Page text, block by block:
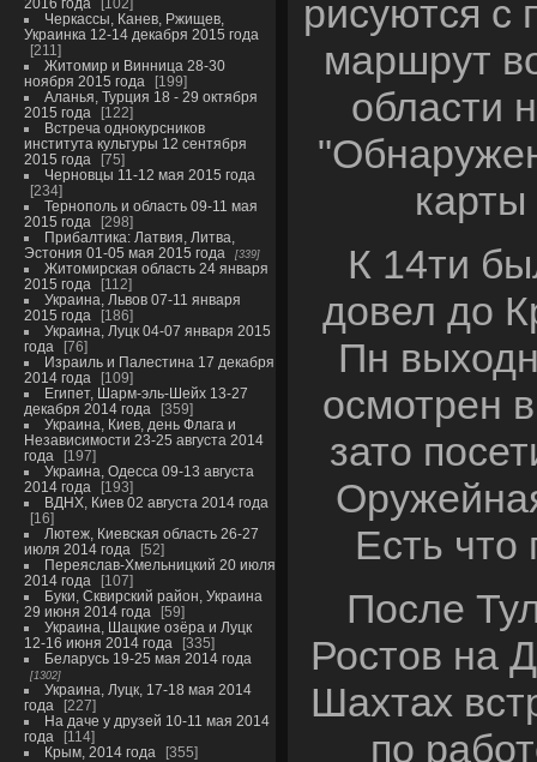
Черкассы, Канев, Ржищев,
Украинка 12-14 декабря 2015 года
211
Житомир и Винница 28-30
ноября 2015 года
199
Аланья, Турция 18 - 29 октября
2015 года
122
Встреча однокурсников
института культуры 12 сентября
2015 года
75
Черновцы 11-12 мая 2015 года
234
Тернополь и область 09-11 мая
2015 года
298
Прибалтика: Латвия, Литва,
Эстония 01-05 мая 2015 года
339
Житомирская область 24 января
2015 года
112
Украина, Львов 07-11 января
2015 года
186
Украина, Луцк 04-07 января 2015
года
76
Израиль и Палестина 17 декабря
2014 года
109
Египет, Шарм-эль-Шейх 13-27
декабря 2014 года
359
Украина, Киев, день Флага и
Независимости 23-25 августа 2014
года
197
Украина, Одесса 09-13 августа
2014 года
193
ВДНХ, Киев 02 августа 2014 года
16
Лютеж, Киевская область 26-27
июля 2014 года
52
Переяслав-Хмельницкий 20 июля
2014 года
107
Буки, Сквирский район, Украина
29 июня 2014 года
59
Украина, Шацкие озёра и Луцк
12-16 июня 2014 года
335
Беларусь 19-25 мая 2014 года
1302
Украина, Луцк, 17-18 мая 2014
года
227
На даче у друзей 10-11 мая 2014
года
114
Крым, 2014 года
355
рисуются с
маршрут
области
К 14ти
довел до
Пн
осмотрен
зато
Есть что
После
Ростов на
Шахтах
по